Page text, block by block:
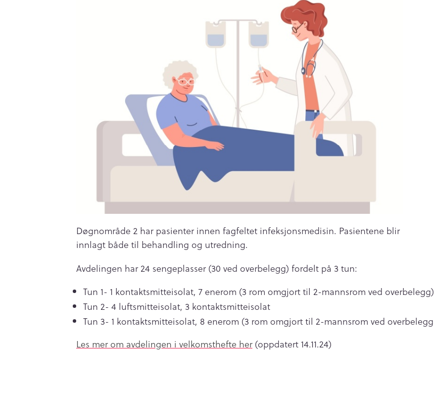
Døgnområde 2 har pasienter innen fagfeltet infeksjonsmedisin. Pasientene blir
innlagt både til behandling og utredning.
Avdelingen har 24 sengeplasser (30 ved overbelegg) fordelt på 3 tun:
Tun 1- 1 kontaktsmitteisolat, 7 enerom (3 rom omgjort til 2-mannsrom ved overbelegg)
Tun 2- 4 luftsmitteisolat, 3 kontaktsmitteisolat
Tun 3- 1 kontaktsmitteisolat, 8 enerom (3 rom omgjort til 2-mannsrom ved overbelegg
Les mer om avdelingen i velkomsthefte her (oppdatert 14.11.24)